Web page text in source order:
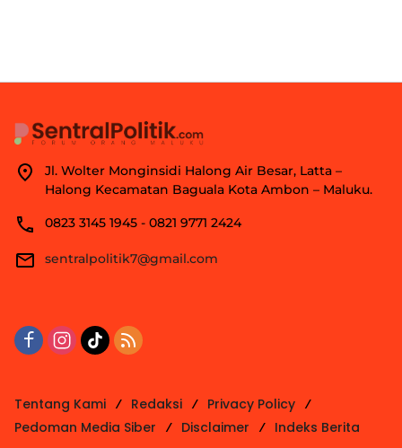
Jl. Wolter Monginsidi Halong Air Besar, Latta –
Halong Kecamatan Baguala Kota Ambon – Maluku.
0823 3145 1945 - 0821 9771 2424
sentralpolitik7@gmail.com
Tentang Kami Redaksi
Privacy Policy
Pedoman Media Siber
Disclaimer Indeks Berita